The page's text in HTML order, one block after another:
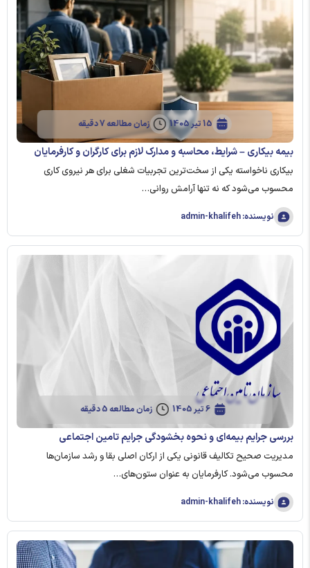
15 تیر 1405 زمان مطالعه 7 دقیقه
بیمه بیکاری – شرایط، محاسبه و مدارک لازم برای کارگران و کارفرمایان
بیکاری ناخواسته یکی از سخت‌ترین تجربیات شغلی برای هر نیروی کاری
محسوب می‌شود که نه تنها آرامش روانی…
نویسنده: admin-khalifeh
6 تیر 1405 زمان مطالعه 5 دقیقه
بررسی جرایم بیمه‌ای و نحوه بخشودگی جرایم تامین اجتماعی
مدیریت صحیح تکالیف قانونی یکی از ارکان اصلی بقا و رشد سازمان‌ها
محسوب می‌شود. کارفرمایان به عنوان ستون‌های…
نویسنده: admin-khalifeh